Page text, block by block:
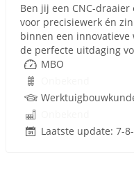
Ben jij een CNC-
voor precisiewerk én
binnen een innovatieve
de perfecte uitdaging
MBO
Laatste update: 7-